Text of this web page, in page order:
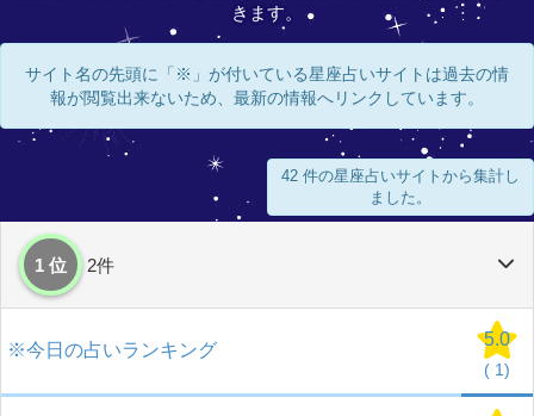
きます。
サイト名の先頭に「※」が付いている星座占いサイトは過去の情
報が閲覧出来ないため、最新の情報へリンクしています。
42 件の星座占いサイトから集計し
ました。
1 位 2件
※今日の占いランキング
5.0
( 1)